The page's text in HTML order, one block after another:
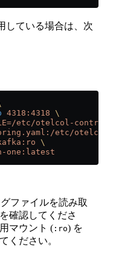
している場合は、次
4318:4318 \
etc/otelcol-
etc/
\
one:latest
ファイルを読み取
確認してくださ
マウント ( :ro) を
ください。